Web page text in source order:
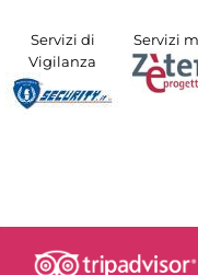
Servizi di
Vigilanza
Servizi